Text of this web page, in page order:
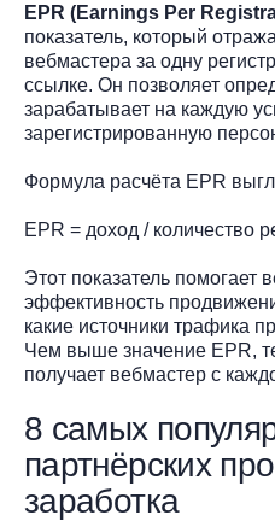
EPR (Earnings Per
показатель, который
вебмастера за одну
ссылке. Он позволяет
зарабатывает на каждую
зарегистрированную
Формула расчёта EPR
EPR = доход / количество
Этот показатель помогает
эффективность
какие источники трафика
Чем выше значение EPR,
получает вебмастер с
8 самых
партнёрских
заработка